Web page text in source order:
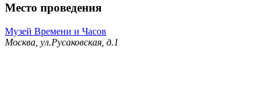
Место проведения
Музей Времени и Часов
Москва, ул.Русаковская, д.1